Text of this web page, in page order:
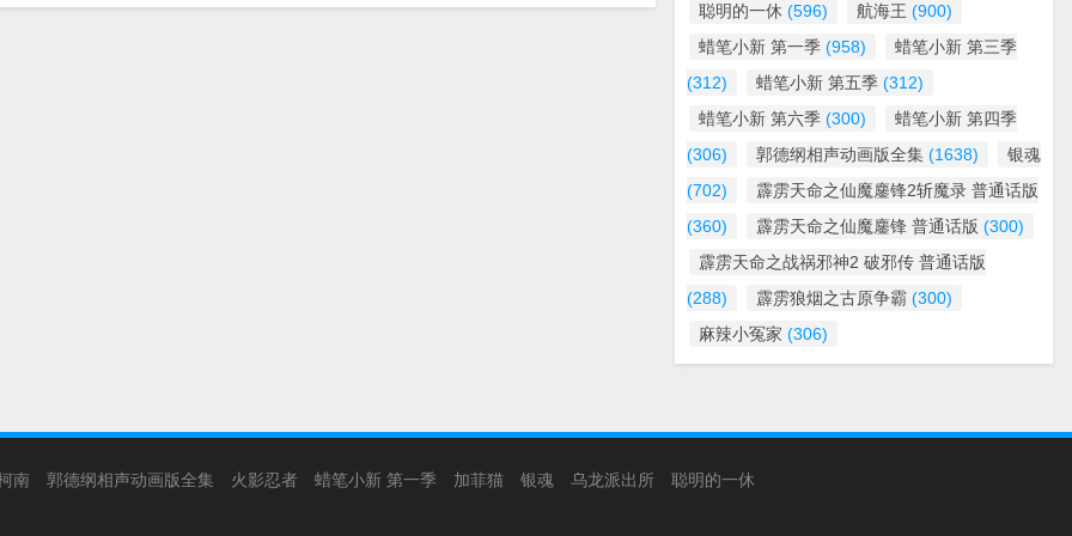
聪明的一休 (596) 航海王 (900)
蜡笔小新 第一季 (958)
蜡笔小新 第三季
(312)
蜡笔小新 第五季 (312)
蜡笔小新 第六季 (300)
蜡笔小新 第四季
(306)
郭德纲相声动画版全集 (1638)
银魂
(702)
霹雳天命之仙魔鏖锋2斩魔录 普通话版
(360)
霹雳天命之仙魔鏖锋 普通话版 (300)
霹雳天命之战祸邪神2 破邪传 普通话版
(288)
霹雳狼烟之古原争霸 (300)
麻辣小冤家 (306)
南 郭德纲相声动画版全集 火影忍者 蜡笔小新 第一季 加菲猫 银魂 乌龙派出所 聪明的一休